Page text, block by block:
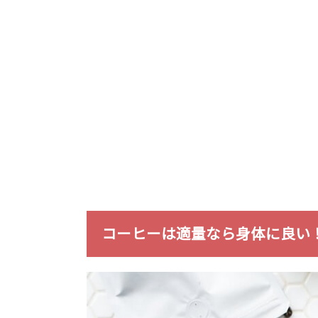
コーヒーは適量なら身体に良い